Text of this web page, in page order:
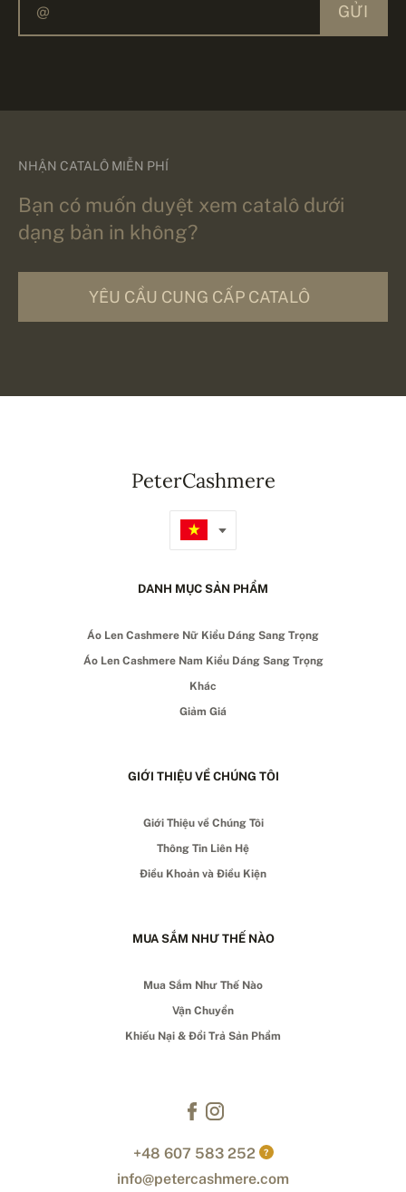
GỬI
NHẬN CATALÔ MIỄN PHÍ
Bạn có muốn duyệt xem catalô dưới
dạng bản in không?
YÊU CẦU CUNG CẤP CATALÔ
PeterCashmere
DANH MỤC SẢN PHẨM
Áo Len Cashmere Nữ Kiểu Dáng Sang Trọng
Áo Len Cashmere Nam Kiểu Dáng Sang Trọng
Khác
Giảm Giá
GIỚI THIỆU VỀ CHÚNG TÔI
Giới Thiệu về Chúng Tôi
Thông Tin Liên Hệ
Điều Khoản và Điều Kiện
MUA SẮM NHƯ THẾ NÀO
Mua Sắm Như Thế Nào
Vận Chuyển
Khiếu Nại & Đổi Trả Sản Phẩm
+48 607 583 252 ?
info@petercashmere.com